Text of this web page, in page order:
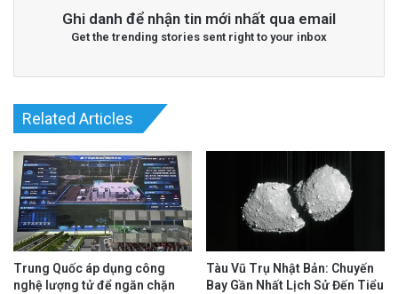
Ghi danh để nhận tin mới nhất qua email
Get the trending stories sent right to your inbox
Related Articles
Trung Quốc áp dụng công
nghệ lượng tử để ngăn chặn
Tàu Vũ Trụ Nhật Bản: Chuyến
Bay Gần Nhất Lịch Sử Đến Tiểu